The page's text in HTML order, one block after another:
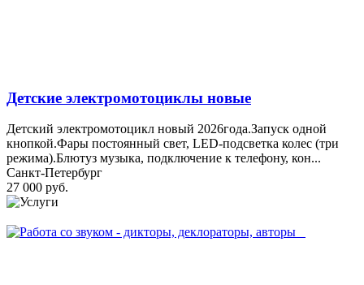
Детские электромотоциклы новые
Детский электромотоцикл новый 2026года.Запуск одной
кнопкой.Фары постоянный свет, LED-подсветка колес (три
режима).Блютуз музыка, подключение к телефону, кон...
Санкт-Петербург
27 000 руб.